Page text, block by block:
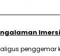
penggemar